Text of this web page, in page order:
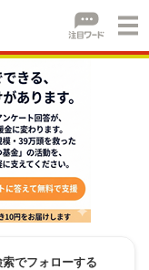
でフォローする